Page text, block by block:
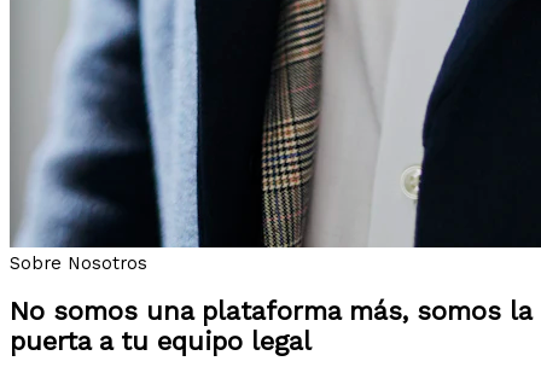
Sobre Nosotros
No somos una plataforma más, somos la
puerta a tu equipo legal